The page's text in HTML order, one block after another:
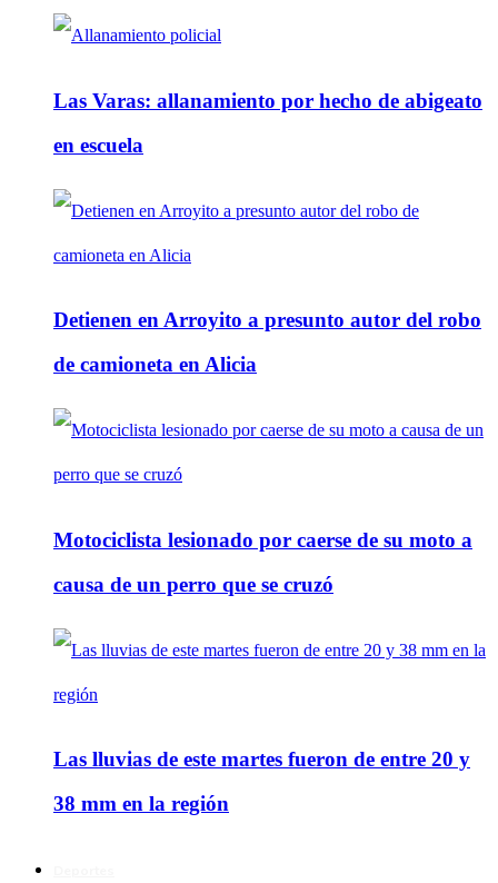
Las Varas: allanamiento por hecho de abigeato
en escuela
Detienen en Arroyito a presunto autor del robo
de camioneta en Alicia
Motociclista lesionado por caerse de su moto a
causa de un perro que se cruzó
Las lluvias de este martes fueron de entre 20 y
38 mm en la región